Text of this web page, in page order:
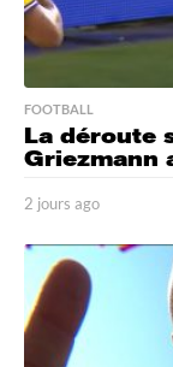
FOOTBALL
La déroute
Griezmann
2 jours ago
o